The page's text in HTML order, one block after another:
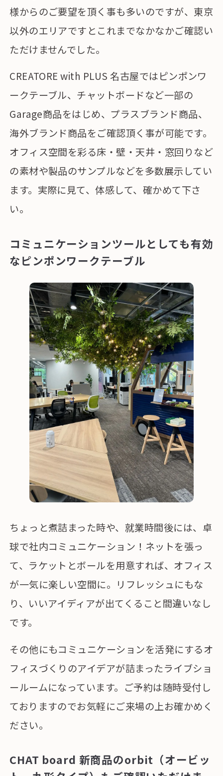
様からのご要望を頂く事も多いのですが、東京
以外のエリアですとこれまでなかなかご確認い
ただけませんでした。
CREATORE with PLUS 名古屋ではピンポンワ
ークテーブル、チャットボードなど一部の
Garage商品をはじめ、プラスブランド商品、
海外ブランド商品をご確認頂く事が可能です。
オフィス空間を彩る床・壁・天井・窓回りなど
の素材や製品のサンプルなどを多数展示してい
ます。実際に見て、体感して、確かめて下さ
い。
コミュニケーションツールとしても有効
なピンポンワークテーブル
ちょっと煮詰まった時や、就業時間後には、卓
球で社内コミュニケーション！ネットを張っ
て、ラケットとボールを用意すれば、オフィス
が一気に楽しい空間に。リフレッシュにもな
り、いいアイディアが出てくること間違いなし
です。
その他にもコミュニケーションを活発にするオ
フィスづくりのアイデアが詰まったライブショ
ールームになっています。ご予約は随時受付し
ておりますのでお気軽にご来場の上お確かめく
ださい。
CHAT board 新商品のorbit（オービッ